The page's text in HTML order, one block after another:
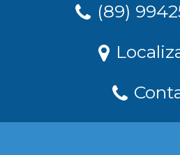
(89)